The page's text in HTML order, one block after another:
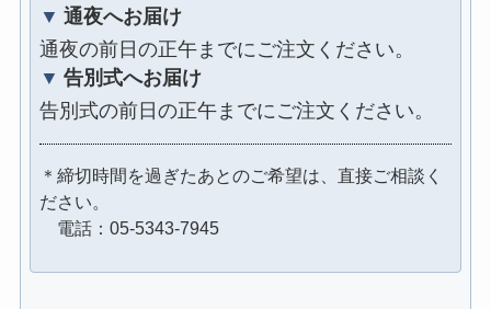
▼通夜へお届け
通夜の前日の正午までにご注文ください。
▼告別式へお届け
告別式の前日の正午までにご注文ください。
＊締切時間を過ぎたあとのご希望は、直接ご相談く
ださい。
電話：05-5343-7945